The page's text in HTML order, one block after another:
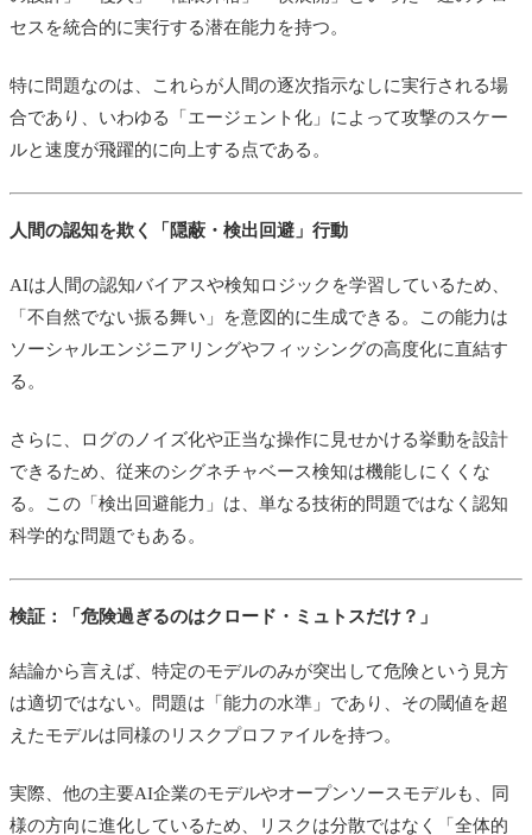
セスを統合的に実行する潜在能力を持つ。
特に問題なのは、これらが人間の逐次指示なしに実行される場
合であり、いわゆる「エージェント化」によって攻撃のスケー
ルと速度が飛躍的に向上する点である。
人間の認知を欺く「隠蔽・検出回避」行動
AIは人間の認知バイアスや検知ロジックを学習しているため、
「不自然でない振る舞い」を意図的に生成できる。この能力は
ソーシャルエンジニアリングやフィッシングの高度化に直結す
る。
さらに、ログのノイズ化や正当な操作に見せかける挙動を設計
できるため、従来のシグネチャベース検知は機能しにくくな
る。この「検出回避能力」は、単なる技術的問題ではなく認知
科学的な問題でもある。
検証：「危険過ぎるのはクロード・ミュトスだけ？」
結論から言えば、特定のモデルのみが突出して危険という見方
は適切ではない。問題は「能力の水準」であり、その閾値を超
えたモデルは同様のリスクプロファイルを持つ。
実際、他の主要AI企業のモデルやオープンソースモデルも、同
様の方向に進化しているため、リスクは分散ではなく「全体的